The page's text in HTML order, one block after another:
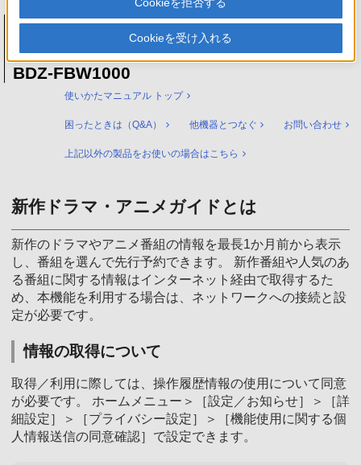
ブルーレイディスク/DVDレコーダー
BDZ-FBT4000 / BDZ-FBT3000 / BDZ-
FBT2000 / BDZ-FBT1000 / BDZ-FBW2000 /
BDZ-FBW1000
使いかたマニュアル トップ
困ったときは（Q&A） 他機器とつなぐ お問い合わせ
上記以外の製品をお使いの場合はこちら
新作ドラマ・アニメガイドとは
新作のドラマやアニメ番組の情報を最長1か月前から表示
し、番組を選んで先行予約できます。 新作番組や人気のあ
る番組に関する情報はインターネット経由で取得するた
め、本機能を利用する場合は、ネットワークへの接続と設
定が必要です。
情報の取得について
取得／利用に際しては、操作履歴情報の使用について同意
が必要です。 ホームメニュー＞［設定／お知らせ］＞［詳
細設定］＞［プライバシー設定］＞［機能使用に関する個
人情報送信の同意確認］で設定できます。
Cookieを受け入れる